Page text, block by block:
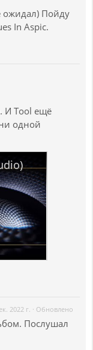
ожидал) Пойду
In Aspic.
И Tool ещё
одной
2022 г. · Обновлено
Послушал